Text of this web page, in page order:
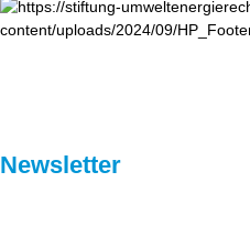
Newsletter